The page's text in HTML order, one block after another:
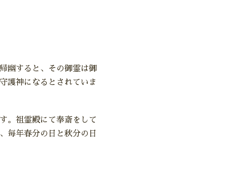
幽すると、その御霊は御
護神になるとされていま
。祖霊殿にて奉斎をして
毎年春分の日と秋分の日